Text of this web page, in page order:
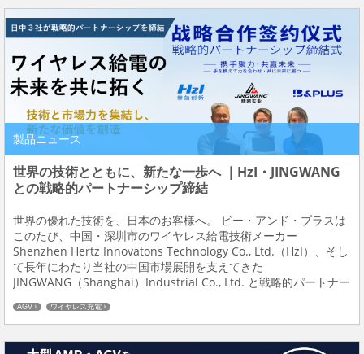
製品ニュース
世界の技術とともに、新たな一歩へ ｜HzI・JINGWANG
との戦略的パートナーシップ締結
世界の優れた技術を、日本のお客様へ。 ビー・アンド・プラスは
このたび、中国・深圳市のワイヤレス給電技術メーカー
Shenzhen Hertz Innovatons Technology Co., Ltd.（HzI）、そし
て長年にわたり当社の中国市場展開を支えてきた
JINGWANG（Shanghai）Industrial Co., Ltd. と戦略的パートナー
AGV ワイヤレス充電